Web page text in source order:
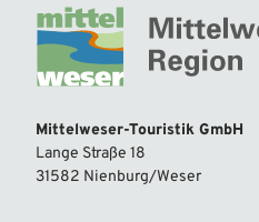
Mittelweser-Touristik GmbH
Lange Straße 18
31582 Nienburg/Weser